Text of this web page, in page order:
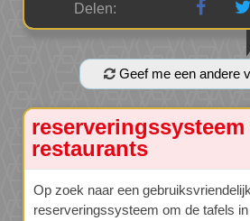
Delen:
Geef me een andere
restaurants
Op zoek naar een
reserveringssysteem om de tafels